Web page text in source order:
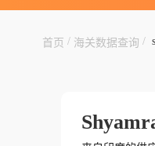
首页 / 海关数据查询 /